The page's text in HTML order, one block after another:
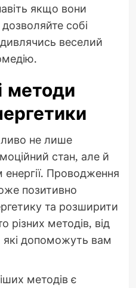
якщо вони
собі
веселий
методи
не лише
стан, але й
Проводження
позитивно
та розширити
різних методів, від
допоможуть вам
методів є